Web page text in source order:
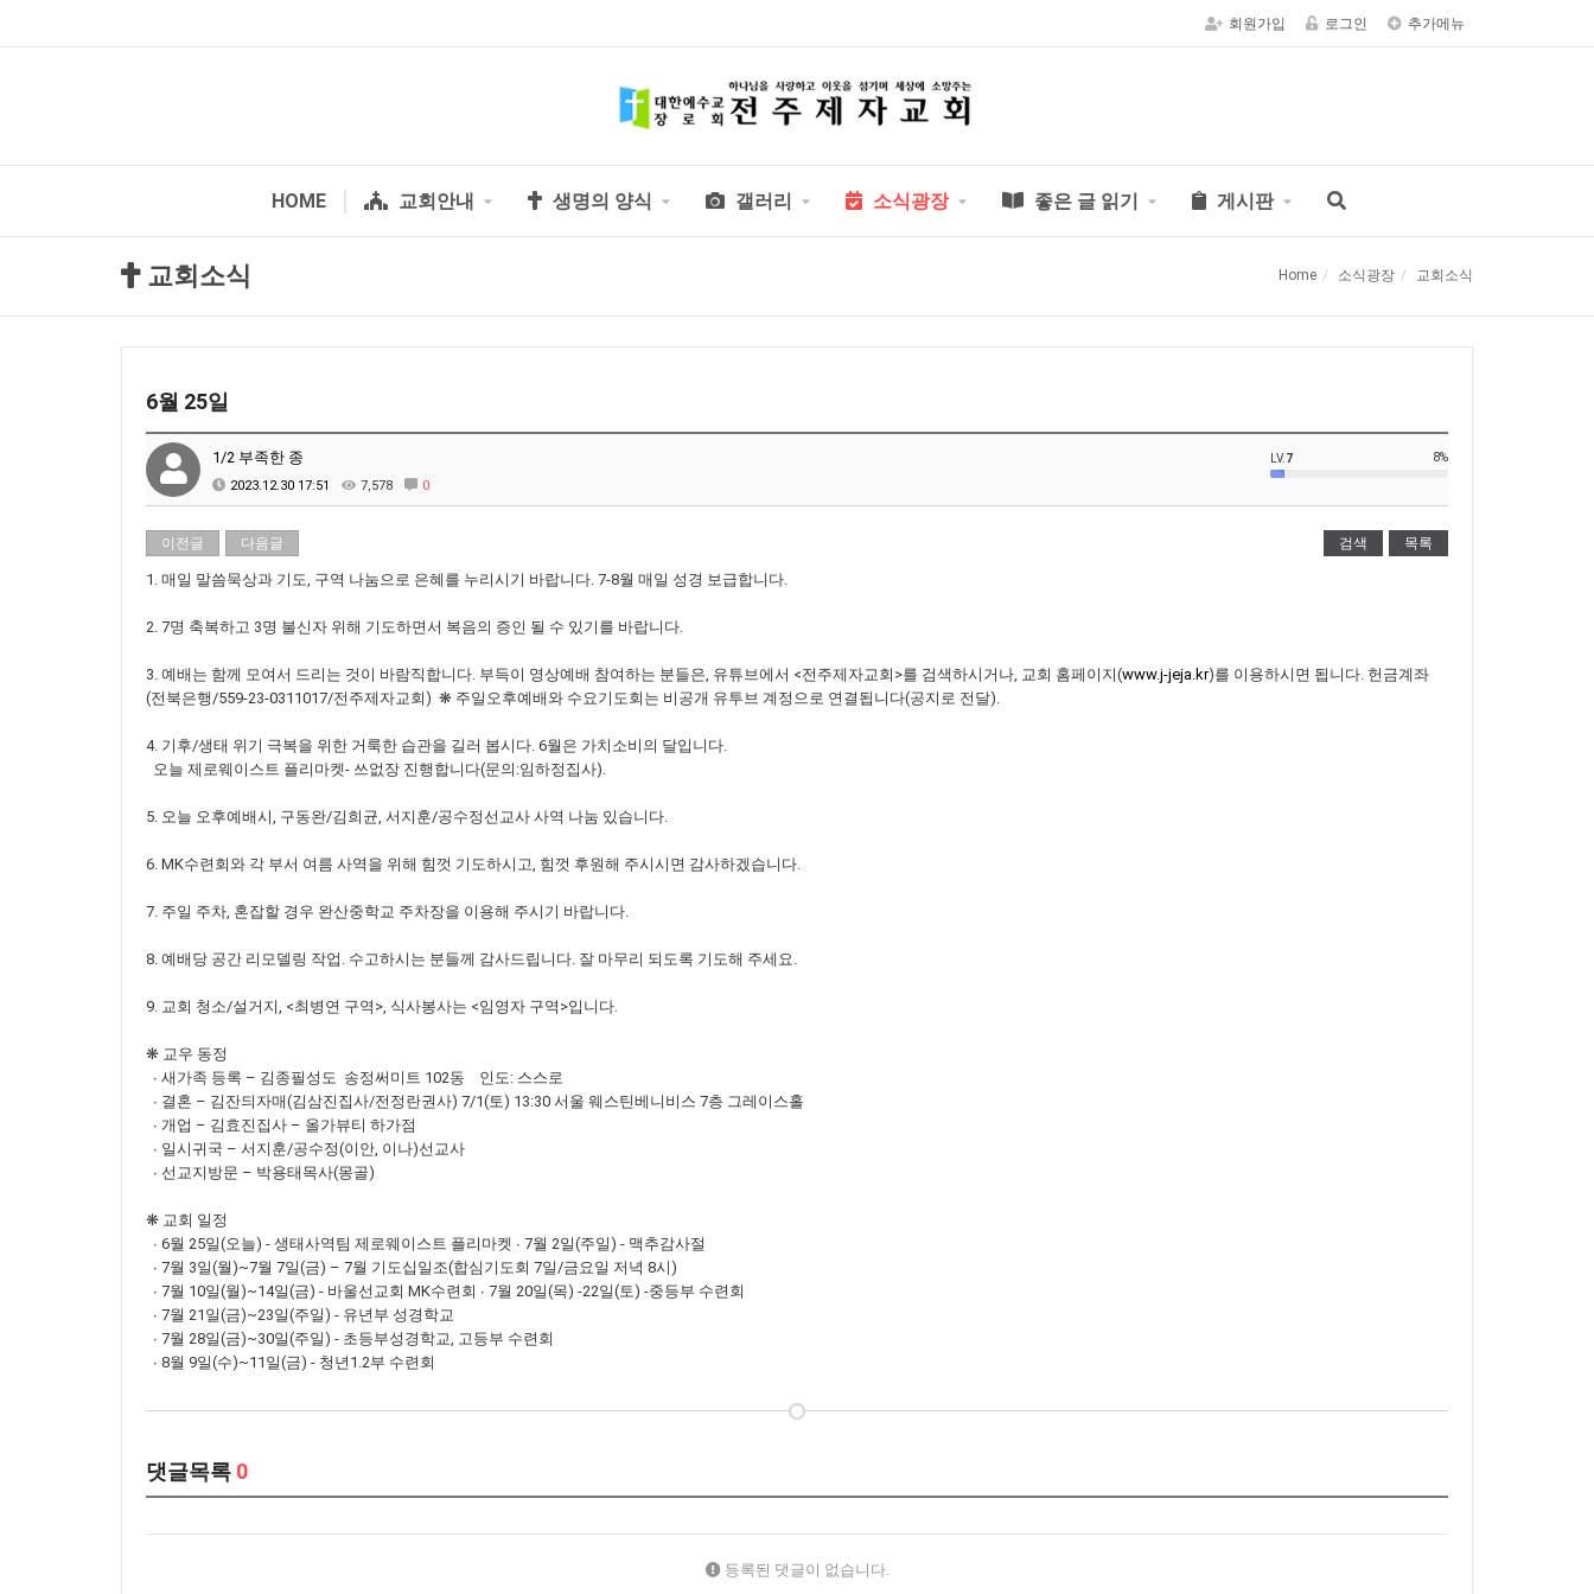
회원가입 로그인 추가메뉴
HOME 교회안내 생명의 양식 갤러리 소식광장 좋은 글 읽기 게시판
교회소식 Home 소식광장 교회소식
6월 25일
1/2 부족한 종
2023.12.30 17:51 7,578 0
LV.7 8%
이전글 다음글 검색 목록
1. 매일 말씀묵상과 기도, 구역 나눔으로 은혜를 누리시기 바랍니다. 7-8월 매일 성경 보급합니다.
2. 7명 축복하고 3명 불신자 위해 기도하면서 복음의 증인 될 수 있기를 바랍니다.
3. 예배는 함께 모여서 드리는 것이 바람직합니다. 부득이 영상예배 참여하는 분들은, 유튜브에서 <전주제자교회>를 검색하시거나, 교회 홈페이지(www.j-jeja.kr)를 이용하시면 됩니다. 헌금계좌
(전북은행/559-23-0311017/전주제자교회) ❋ 주일오후예배와 수요기도회는 비공개 유투브 계정으로 연결됩니다(공지로 전달).
4. 기후/생태 위기 극복을 위한 거룩한 습관을 길러 봅시다. 6월은 가치소비의 달입니다.
오늘 제로웨이스트 플리마켓- 쓰없장 진행합니다(문의:임하정집사).
5. 오늘 오후예배시, 구동완/김희균, 서지훈/공수정선교사 사역 나눔 있습니다.
6. MK수련회와 각 부서 여름 사역을 위해 힘껏 기도하시고, 힘껏 후원해 주시시면 감사하겠습니다.
7. 주일 주차, 혼잡할 경우 완산중학교 주차장을 이용해 주시기 바랍니다.
8. 예배당 공간 리모델링 작업. 수고하시는 분들께 감사드립니다. 잘 마무리 되도록 기도해 주세요.
9. 교회 청소/설거지, <최병연 구역>, 식사봉사는 <임영자 구역>입니다.
❋ 교우 동정
∙ 새가족 등록 – 김종필성도 송정써미트 102동 인도: 스스로
∙ 결혼 – 김잔듸자매(김삼진집사/전정란권사) 7/1(토) 13:30 서울 웨스틴베니비스 7층 그레이스홀
∙ 개업 – 김효진집사 – 올가뷰티 하가점
∙ 일시귀국 – 서지훈/공수정(이안, 이나)선교사
∙ 선교지방문 – 박용태목사(몽골)
❋ 교회 일정
∙ 6월 25일(오늘) - 생태사역팀 제로웨이스트 플리마켓 ∙ 7월 2일(주일) - 맥추감사절
∙ 7월 3일(월)~7월 7일(금) – 7월 기도십일조(합심기도회 7일/금요일 저녁 8시)
∙ 7월 10일(월)~14일(금) - 바울선교회 MK수련회 ∙ 7월 20일(목) -22일(토) -중등부 수련회
∙ 7월 21일(금)~23일(주일) - 유년부 성경학교
∙ 7월 28일(금)~30일(주일) - 초등부성경학교, 고등부 수련회
∙ 8월 9일(수)~11일(금) - 청년1.2부 수련회
댓글목록 0
등록된 댓글이 없습니다.